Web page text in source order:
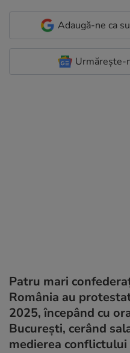
Adaugă-ne ca
Urmărește-
Patru mari
România au
2025, începând cu
București, cerând
medierea